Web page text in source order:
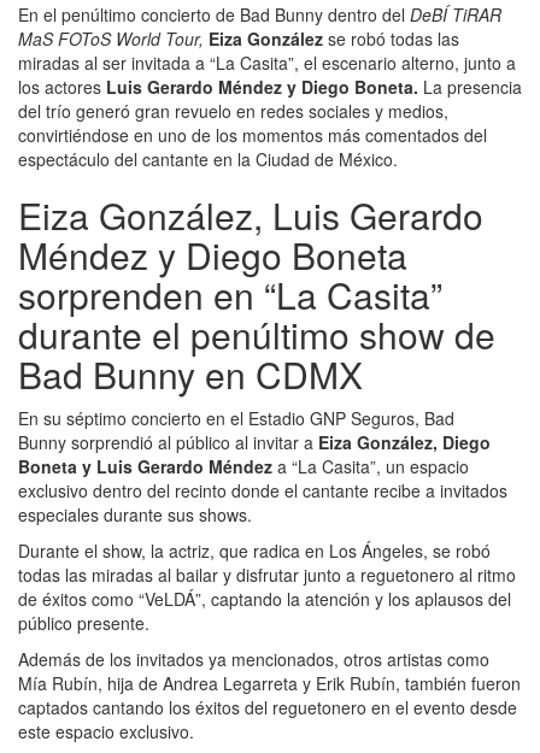
En el penúltimo concierto de Bad Bunny dentro del DeBÍ TiRAR
MaS FOToS World Tour, Eiza González se robó todas las
miradas al ser invitada a “La Casita”, el escenario alterno, junto a
los actores Luis Gerardo Méndez y Diego Boneta. La presencia
del trío generó gran revuelo en redes sociales y medios,
convirtiéndose en uno de los momentos más comentados del
espectáculo del cantante en la Ciudad de México.
Eiza González, Luis Gerardo
Méndez y Diego Boneta
sorprenden en “La Casita”
durante el penúltimo show de
Bad Bunny en CDMX
En su séptimo concierto en el Estadio GNP Seguros, Bad
Bunny sorprendió al público al invitar a Eiza González, Diego
Boneta y Luis Gerardo Méndez a “La Casita”, un espacio
exclusivo dentro del recinto donde el cantante recibe a invitados
especiales durante sus shows.
Durante el show, la actriz, que radica en Los Ángeles, se robó
todas las miradas al bailar y disfrutar junto a reguetonero al ritmo
de éxitos como “VeLDÁ”, captando la atención y los aplausos del
público presente.
Además de los invitados ya mencionados, otros artistas como
Mía Rubín, hija de Andrea Legarreta y Erik Rubín, también fueron
captados cantando los éxitos del reguetonero en el evento desde
este espacio exclusivo.